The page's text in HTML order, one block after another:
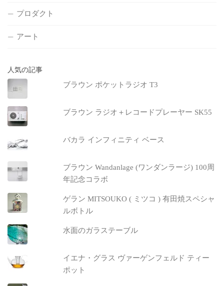
プロダクト
アート
人気の記事
ブラウン ポケットラジオ T3
ブラウン ラジオ＋レコードプレーヤー SK55
バカラ インフィニティ ベース
ブラウン Wandanlage (ワンダンラージ) 100周
年記念コラボ
ゲラン MITSOUKO ( ミツコ ) 有田焼スペシャ
ルボトル
水面のガラステーブル
イエナ・グラス ヴァーゲンフェルド ティー
ポット